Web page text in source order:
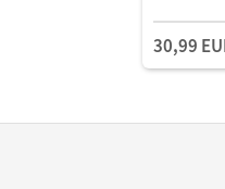
Mit
30,99